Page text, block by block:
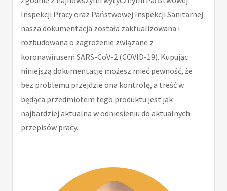
Inspekcji Pracy oraz Państwowej Inspekcji Sanitarnej
nasza dokumentacja została zaktualizowana i
rozbudowana o zagrożenie związane z
koronawirusem SARS-CoV-2 (COVID-19). Kupując
niniejszą dokumentację możesz mieć pewność, że
bez problemu przejdzie ona kontrolę, a treść w
będąca przedmiotem tego produktu jest jak
najbardziej aktualna w odniesieniu do aktualnych
przepisów pracy.